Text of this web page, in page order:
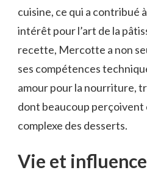
cuisine, ce qui a contribué
intérêt pour l’art de la
recette, Mercotte a non
ses compétences
amour pour la nourriture,
dont beaucoup
complexe des desserts.
Vie et